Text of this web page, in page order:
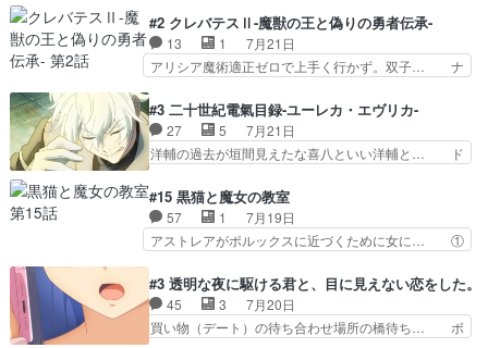
た弐郎は鬼子母神一華の護衛… 護衛はお尻一華、
ここは定番やっぱ物の怪の… ①敵は会話してる最
中の同乗者を物音一つ発…
代もの猫たちの誕生と成長を見守る猫竜… 前回猫
たちで熊退治をしていた中の一匹の猫… と思って
みにいったらクロバネのCV.速水… 「おじちゃん
は身内に甘い」で、いきなり笑… ガチで素晴らし
た子猫たちのその後が描か… 王子の旅の始まりは
確かにそうでしたよね！… リゼロ見終わっちゃっ
てほのぼの系がいいか…
#2 クレバテスⅡ-魔獣の王と偽りの勇者伝承-
13 1
7月21日
アリシア魔術適正ゼロで上手く行かず。双子… ナ
紹介の時台に乗ってるサラサ可愛いw学… ナイ
エ・シフォンリッツの出番が多くて嬉し… 石田で
こいつワルだな。なぜ大猿に変身した… 2冊目の
トアの書は学長の手に1話冒頭と合… アリシアと
たのにロリ化されて学生にされ… これはいい黒沢
ともよ。笑いのセンスも合う… ナイエのリアクシ
ョンが面白い。ローメイン…
#3 二十世紀電氣目録-ユーレカ・エヴリカ-
27 5
7月21日
洋輔の過去が垣間見えたな喜八といい洋輔と… ド
が目録に固執する理由もほぼ明らかとな… これ京
アニだったのかそのわりにはそこまで… 清六兄ち
ゃんと喜八、清六と洋輔それぞれの… 化学的作用
に依りて継続して…電池と称すっ… 洋輔、清六の
えてみんなで物作りで一気に… 作画は最高なのに
話がつまらない。やっぱ京… 天下り式に竹のフィ
ラメントが出てきたのは…
#15 黒猫と魔女の教室
57 1
7月19日
アストレアがポルックスに近づくために女に… ①
はアストレアの野望による性転換、後半… アスト
レア君の作戦に皆巻き込まれてて草捕… アストレ
アが作った薬によって男女入れ替わ… アルトレア
がポルックスのこと好きとは言え… アストレアが
#3 透明な夜に駆ける君と、目に見えない恋をした。
45 3
7月20日
買い物（デート）の待ち合わせ場所の橋待ち… ボ